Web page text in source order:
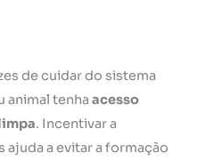
de cuidar do sistema
animal tenha acesso
. Incentivar a
a evitar a formação